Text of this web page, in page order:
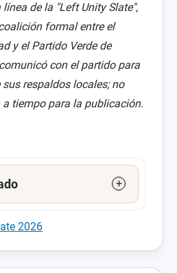
de la "Left Unity Slate",
formal entre el
y el Partido Verde de
con el partido para
respaldos locales; no
tiempo para la publicación.
2026